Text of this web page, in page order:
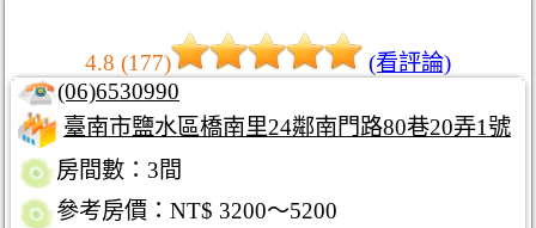
4.8 (177)
(看評論)
(06)6530990
臺南市鹽水區橋南里24鄰南門路80巷20弄1號
房間數：3間
參考房價：NT$ 3200～5200